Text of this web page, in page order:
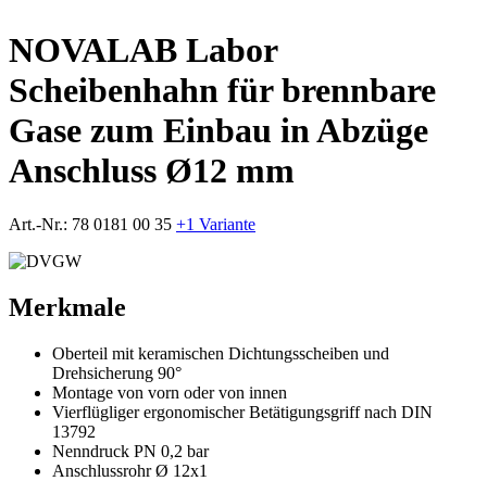
NOVALAB Labor
Scheibenhahn für brennbare
Gase zum Einbau in Abzüge
Anschluss Ø12 mm
Art.-Nr.: 78 0181 00 35 +1 Variante
Merkmale
Oberteil mit keramischen Dichtungsscheiben und
Drehsicherung 90°
Montage von vorn oder von innen
Vierflügliger ergonomischer Betätigungsgriff nach DIN
13792
Nenndruck PN 0,2 bar
Anschlussrohr Ø 12x1